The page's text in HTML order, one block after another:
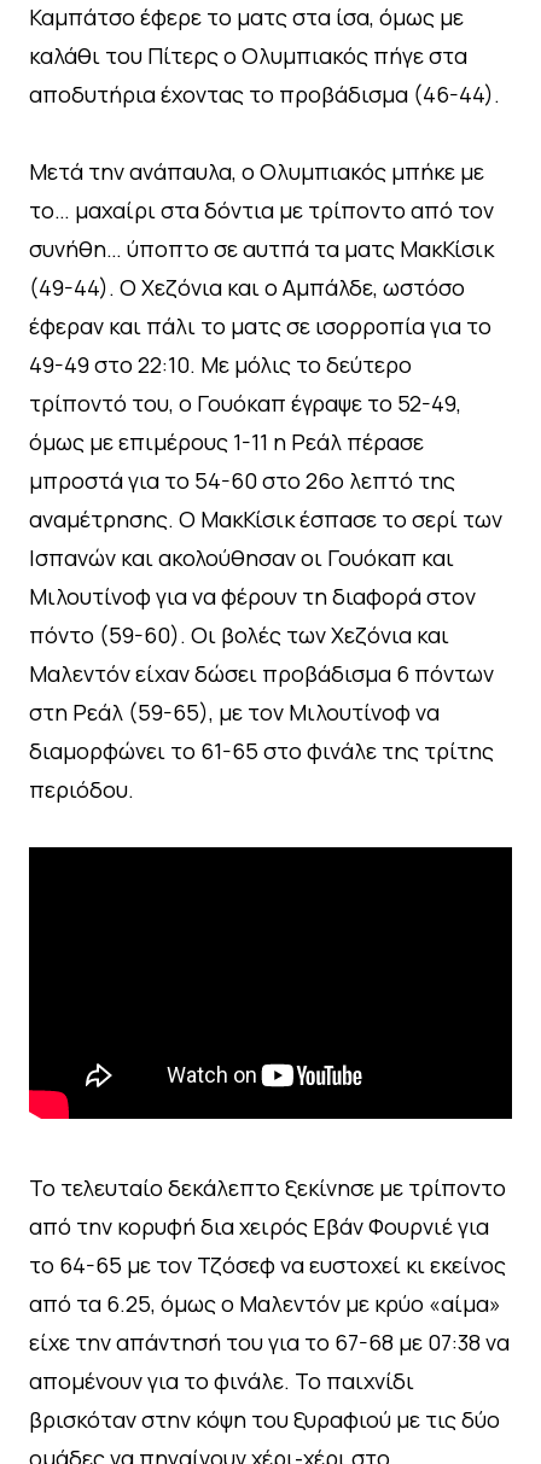
Καμπάτσο έφερε το ματς στα ίσα, όμως με
καλάθι του Πίτερς ο Ολυμπιακός πήγε στα
αποδυτήρια έχοντας το προβάδισμα (46-44).
Μετά την ανάπαυλα, ο Ολυμπιακός μπήκε με
το… μαχαίρι στα δόντια με τρίποντο από τον
συνήθη… ύποπτο σε αυτπά τα ματς ΜακΚίσικ
(49-44). Ο Χεζόνια και ο Αμπάλδε, ωστόσο
έφεραν και πάλι το ματς σε ισορροπία για το
49-49 στο 22:10. Με μόλις το δεύτερο
τρίποντό του, ο Γουόκαπ έγραψε το 52-49,
όμως με επιμέρους 1-11 η Ρεάλ πέρασε
μπροστά για το 54-60 στο 26ο λεπτό της
αναμέτρησης. Ο ΜακΚίσικ έσπασε το σερί των
Ισπανών και ακολούθησαν οι Γουόκαπ και
Μιλουτίνοφ για να φέρουν τη διαφορά στον
πόντο (59-60). Oι βολές των Χεζόνια και
Μαλεντόν είχαν δώσει προβάδισμα 6 πόντων
στη Ρεάλ (59-65), με τον Μιλουτίνοφ να
διαμορφώνει το 61-65 στο φινάλε της τρίτης
περιόδου.
To τελευταίο δεκάλεπτο ξεκίνησε με τρίποντο
από την κορυφή δια χειρός Εβάν Φουρνιέ για
το 64-65 με τον Τζόσεφ να ευστοχεί κι εκείνος
από τα 6.25, όμως ο Μαλεντόν με κρύο «αίμα»
είχε την απάντησή του για το 67-68 με 07:38 να
απομένουν για το φινάλε. To παιχνίδι
βρισκόταν στην κόψη του ξυραφιού με τις δύο
ομάδες να πηγαίνουν χέρι-χέρι στο